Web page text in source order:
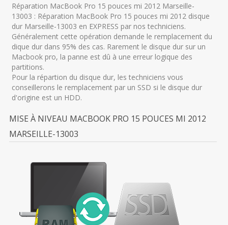
Réparation MacBook Pro 15 pouces mi 2012 Marseille-
13003 : Réparation MacBook Pro 15 pouces mi 2012 disque
dur Marseille-13003 en EXPRESS par nos techniciens.
Généralement cette opération demande le remplacement du
dique dur dans 95% des cas. Rarement le disque dur sur un
Macbook pro, la panne est dû à une erreur logique des
partitions.
Pour la répartion du disque dur, les techniciens vous
conseillerons le remplacement par un SSD si le disque dur
d'origine est un HDD.
MISE À NIVEAU MACBOOK PRO 15 POUCES MI 2012
MARSEILLE-13003